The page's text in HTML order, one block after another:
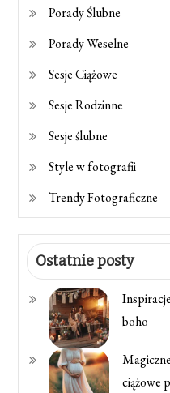
Porady Ślubne
Porady Weselne
Sesje Ciążowe
Sesje Rodzinne
Sesje ślubne
Style w fotografii
Trendy Fotograficzne
Ostatnie posty
boho
ciążowe